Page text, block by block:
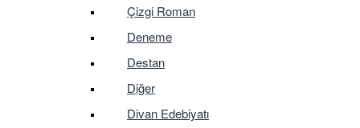
Çizgi Roman
Deneme
Destan
Diğer
Divan Edebiyatı